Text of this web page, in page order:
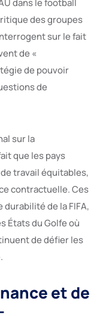
dans le football
des groupes
sur le fait
de «
de pouvoir
de
sur la
que les pays
travail équitables,
contractuelle. Ces
de la FIFA,
États du Golfe où
de défier les
et de